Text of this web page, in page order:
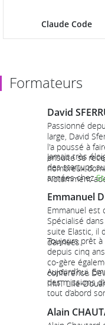
Claude Code
Formateurs
David
Passionné
large, David
l'a poussé à
ensuite se
nombreux
Notamment
pédagogie et
ingrédients, il
pour continuer
équipe de
dans des
logiciel, et
absurdes!
Jamais très
des startups
années chez
Emmanuel
Emmanuel est
Spécialisé
suite Elastic, il
d’années.
Toujours prêt
depuis cinq
co-gère
conférence
l’IMT Lille-
Aujourd’hui,
des missions
tout d’abord
Alain